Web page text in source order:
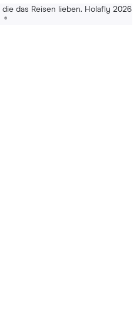
das Reisen lieben. Holafly 2026
®